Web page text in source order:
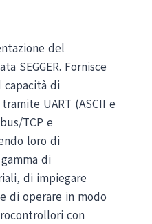
del
SEGGER. Fornisce
di
UART (ASCII e
TCP e
loro di
di
di impiegare
di operare in modo
con